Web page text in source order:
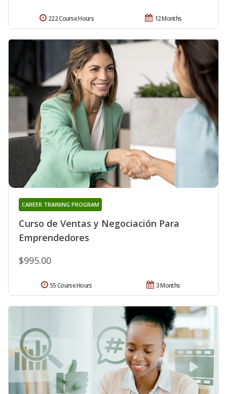
12 Months
222 Course Hours
Curso de Ventas y Negociación Para
Emprendedores
CAREER TRAINING PROGRAM
$995.00
3 Months
55 Course Hours